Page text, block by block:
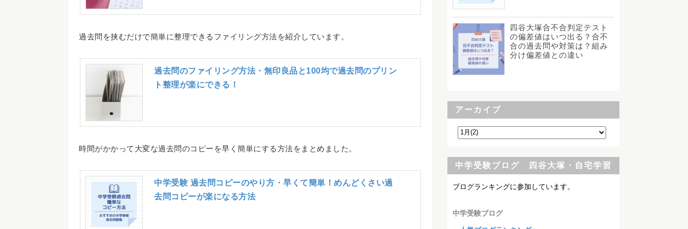
過去問を挟むだけで簡単に整理できるファイリング方法を紹介しています。
過去問のファイリング方法・無印良品と100均で過去問のプリン
ト整理が楽にできる！
時間がかかって大変な過去問のコピーを早く簡単にする方法をまとめました。
中学受験 過去問コピーのやり方・早くて簡単！めんどくさい過
去問コピーが楽になる方法
四谷大塚合不合判定テスト
の偏差値はいつ出る？合不
合の過去問や対策は？組み
分け偏差値との違い
アーカイブ
中学受験ブログ 四谷大塚・自宅学習
ブログランキングに参加しています。
中学受験ブログ